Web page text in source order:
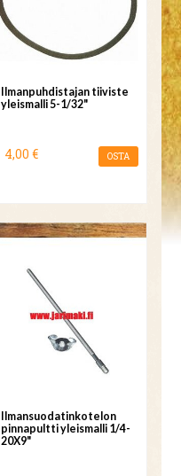
Ilmanpuhdistajan tiiviste
yleismalli 5-1/32"
4,00 € OSTA
Ilmansuodatinkotelon
pinnapultti yleismalli 1/4-
20X9"